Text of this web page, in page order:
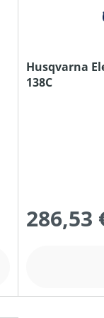
Husqvarna
138C
286,53